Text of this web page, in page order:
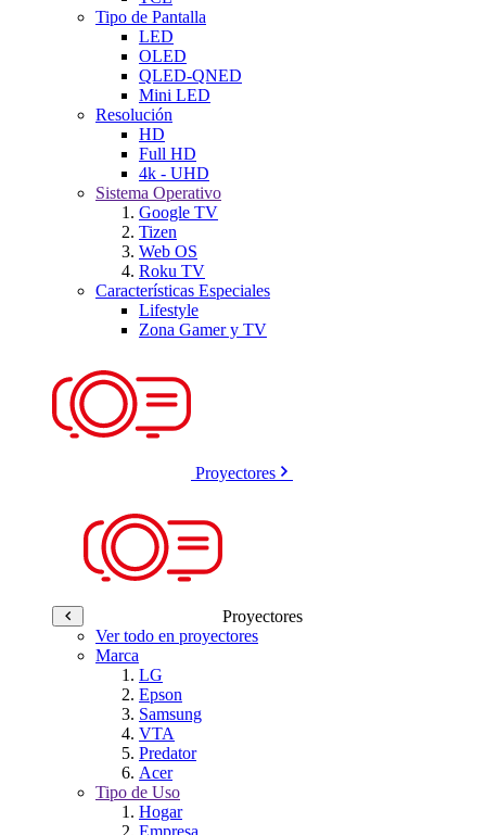
Tipo de Pantalla
LED
OLED
QLED-QNED
Mini LED
Resolución
HD
Full HD
4k - UHD
Sistema Operativo
Google TV
Tizen
Web OS
Roku TV
Características Especiales
Lifestyle
Zona Gamer y TV
Proyectores
Proyectores
Ver todo en proyectores
Marca
LG
Epson
Samsung
VTA
Predator
Acer
Tipo de Uso
Hogar
Empresa